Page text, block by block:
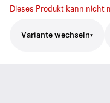
Dieses Produkt kann nicht
Variante wechseln